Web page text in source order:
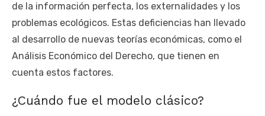
de la información perfecta, los externalidades y los
problemas ecológicos. Estas deficiencias han llevado
al desarrollo de nuevas teorías económicas, como el
Análisis Económico del Derecho, que tienen en
cuenta estos factores.
¿Cuándo fue el modelo clásico?